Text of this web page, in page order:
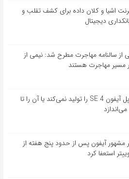
اشیا و کلان‏ داده برای کشف تقلب و
دیجیتال
از سالنامه مهاجرت مطرح شد: نیمی از
مسیر مهاجرت هستند
مینگ-چی کو: اپل آیفون SE 4 را تولید نمی‌کند یا آن را تا
مشهور آیفون پس از حدود پنج هفته از
استعفا کرد